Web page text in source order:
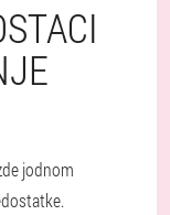
jodnom